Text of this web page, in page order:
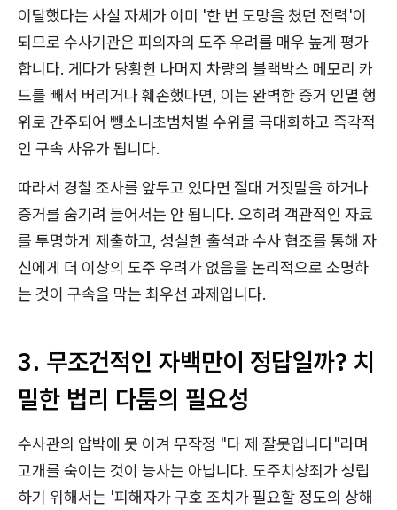
이탈했다는 사실 자체가 이미 '한 번 도망을 쳤던 전력'이
되므로 수사기관은 피의자의 도주 우려를 매우 높게 평가
합니다. 게다가 당황한 나머지 차량의 블랙박스 메모리 카
드를 빼서 버리거나 훼손했다면, 이는 완벽한 증거 인멸 행
위로 간주되어 뺑소니초범처벌 수위를 극대화하고 즉각적
인 구속 사유가 됩니다.
따라서 경찰 조사를 앞두고 있다면 절대 거짓말을 하거나
증거를 숨기려 들어서는 안 됩니다. 오히려 객관적인 자료
를 투명하게 제출하고, 성실한 출석과 수사 협조를 통해 자
신에게 더 이상의 도주 우려가 없음을 논리적으로 소명하
는 것이 구속을 막는 최우선 과제입니다.
3. 무조건적인 자백만이 정답일까? 치
밀한 법리 다툼의 필요성
수사관의 압박에 못 이겨 무작정 "다 제 잘못입니다"라며
고개를 숙이는 것이 능사는 아닙니다. 도주치상죄가 성립
하기 위해서는 '피해자가 구호 조치가 필요할 정도의 상해